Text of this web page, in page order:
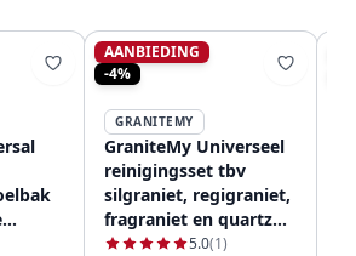
AANBIEDING
-4%
GRANITEMY
GraniteMy Universeel
reinigingsset tbv
silgraniet, regigraniet,
fragraniet en quartz
12089528665.0(1)